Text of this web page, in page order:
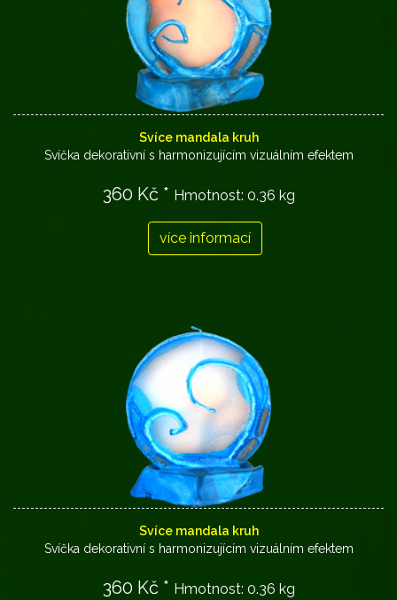
Svíce mandala kruh
Svíčka dekorativní s harmonizujícím vizuálním efektem
360 Kč * Hmotnost: 0.36 kg
více informací
Svíce mandala kruh
Svíčka dekorativní s harmonizujícím vizuálním efektem
360 Kč * Hmotnost: 0.36 kg